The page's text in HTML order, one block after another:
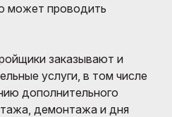
может проводить
заказывают и
услуги, в том числе
дополнительного
демонтажа и дня